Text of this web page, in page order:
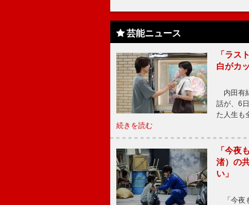
芸能ニュース
「ラス
白がカ
内田有
話が、6
た人生も
続きを読む
「今夜
渚）の
い」
「今夜